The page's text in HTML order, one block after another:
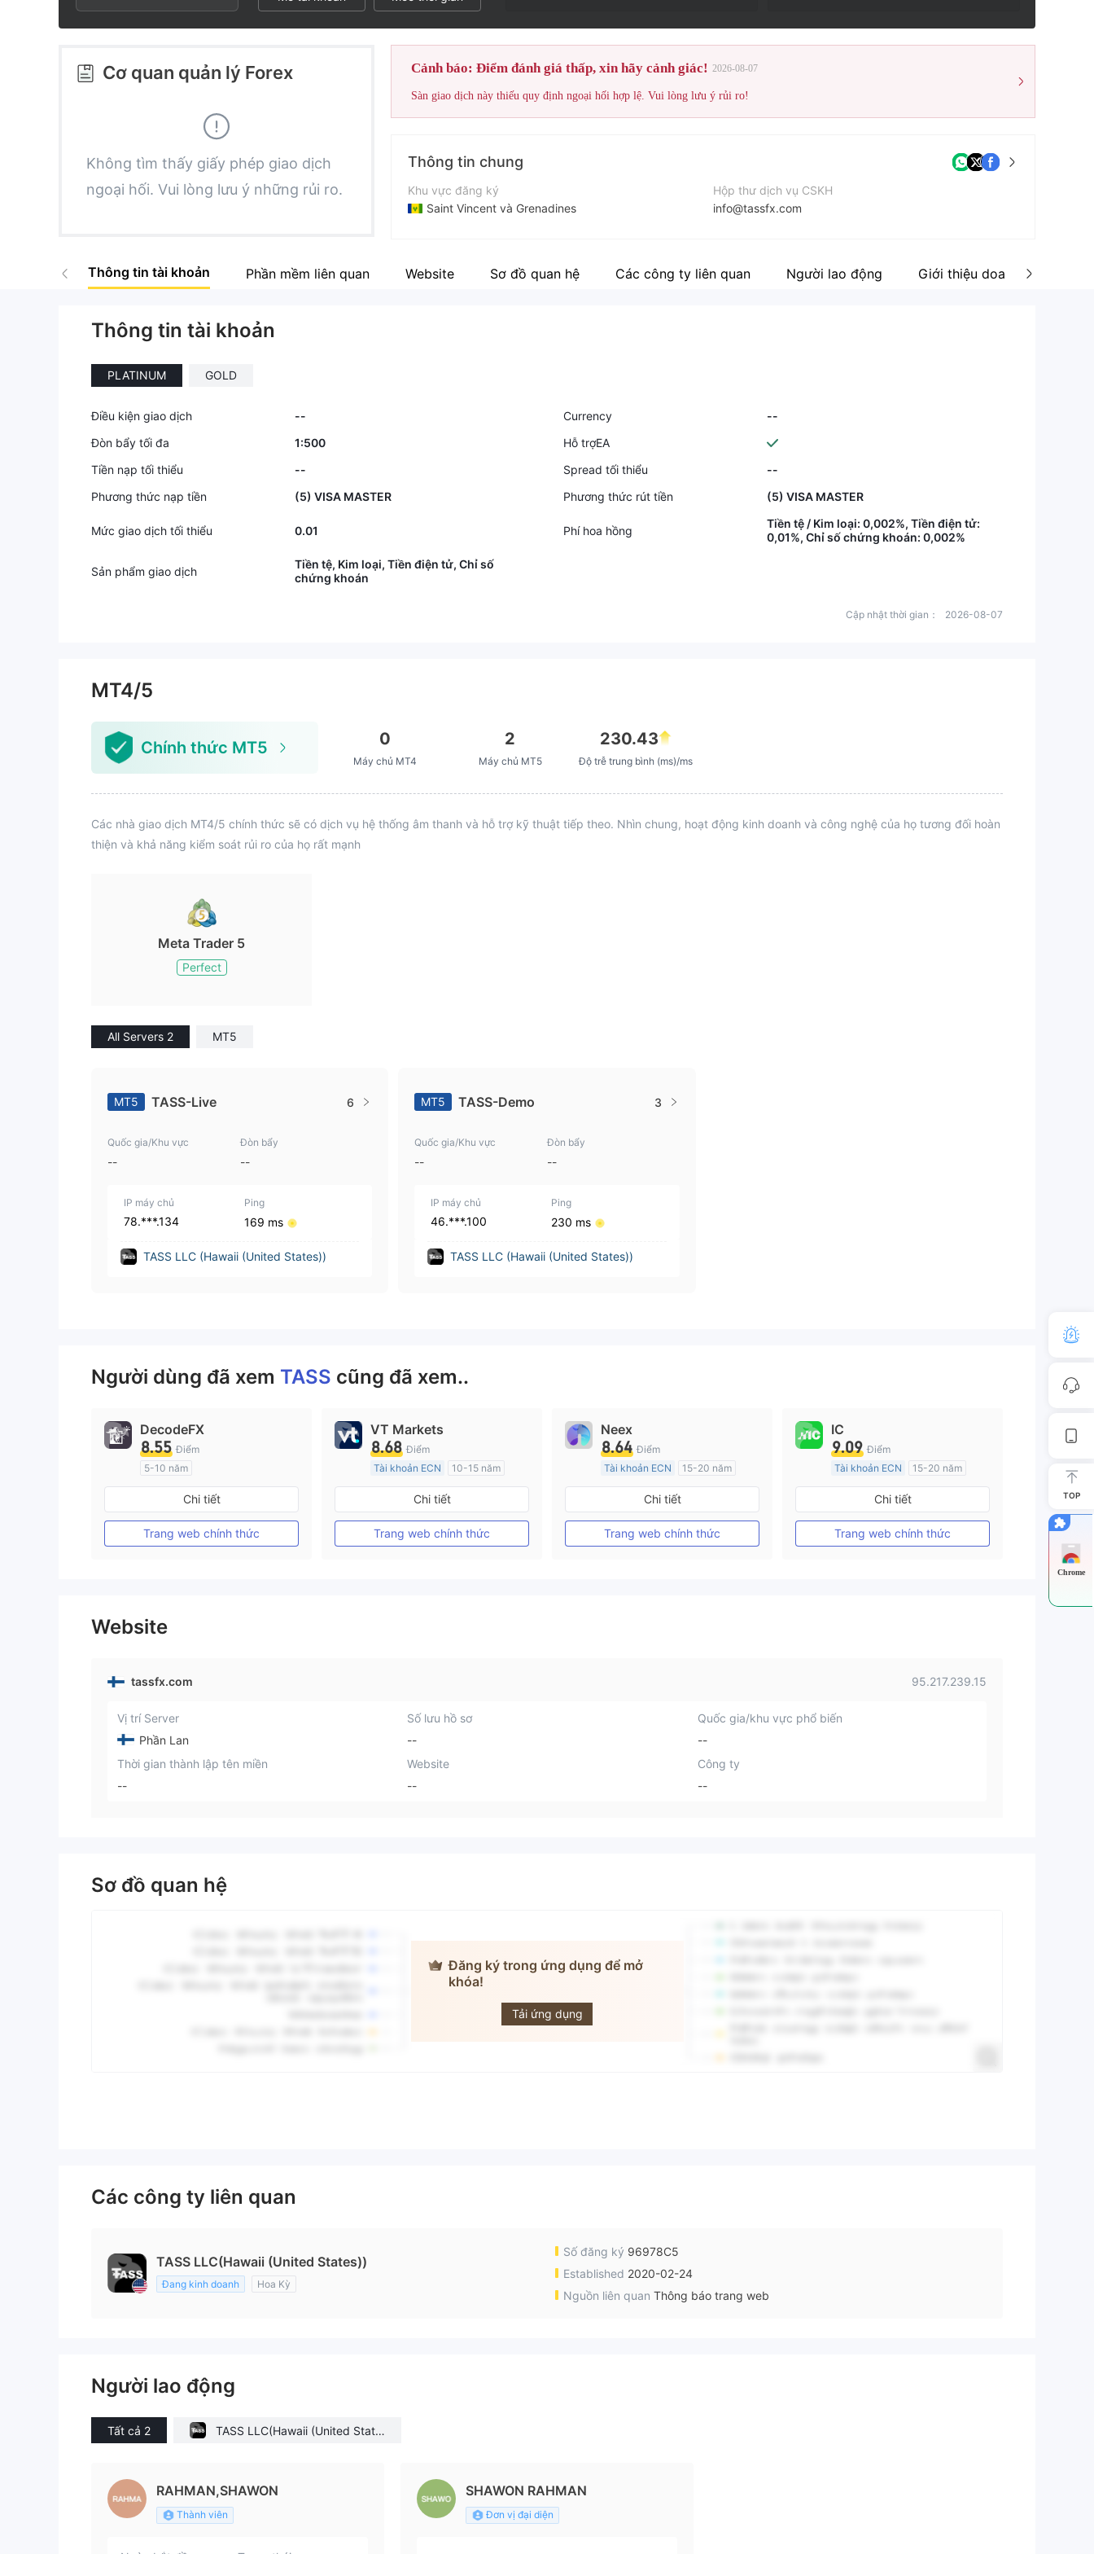
3
4
6
7
8
9
2
3
5
6
7
8
9
9
Cơ quan quản lý Forex
Không tìm thấy giấy phép giao dịch
ngoại hối. Vui lòng lưu ý những rủi ro.
Cảnh báo: Điểm đánh giá thấp, xin hãy cảnh giác! 2026-08-07
Sàn giao dịch này thiếu quy định ngoại hối hợp lệ. Vui lòng lưu ý rủi ro!
Thông tin chung
Khu vực đăng ký
Saint Vincent và Grenadines
Tên công ty
Hộp thư dịch vụ CSKH
info@tassfx.com
Trang web của công ty
Thông tin tài khoản Phần mềm liên quan Website Sơ đồ quan hệ Các công ty liên quan Người lao động Giới thiệu doanh nghiệp
Thông tin tài khoản
PLATINUM GOLD
Điều kiện giao dịch -- Currency
--
Đòn bẩy tối đa
1:500
Hỗ trợEA
Tiền nạp tối thiểu
-- Spread tối thiểu
--
Phương thức nạp tiền
(5) VISA MASTER Phương thức rút tiền (5) VISA MASTER
Mức giao dịch tối thiểu 0.01 Phí hoa hồng
Tiền tệ / Kim loại: 0,002%, Tiền điện tử:
0,01%, Chỉ số chứng khoán: 0,002%
Sản phẩm giao dịch
Tiền tệ, Kim loại, Tiền điện tử, Chỉ số
chứng khoán
Cập nhật thời gian： 2026-08-07
MT4/5
Chính thức MT5 0
Máy chủ MT4
2
Máy chủ MT5
230.43
Độ trễ trung bình (ms)/ms
Các nhà giao dịch MT4/5 chính thức sẽ có dịch vụ hệ thống âm thanh và hỗ trợ kỹ thuật tiếp theo. Nhìn chung, hoạt động kinh doanh và công nghệ của họ tương đối hoàn
thiện và khả năng kiểm soát rủi ro của họ rất mạnh
Meta Trader 5
Perfect
All Servers 2 MT5
MT5 TASS-Live 6
Quốc gia/Khu vực
--
Đòn bẩy
--
IP máy chủ
78.***.134
Ping
169 ms
TASS LLC (Hawaii (United States))
MT5 TASS-Demo 3
Quốc gia/Khu vực
--
Đòn bẩy
--
IP máy chủ
46.***.100
Ping
230 ms
TASS LLC (Hawaii (United States))
Người dùng đã xem TASS cũng đã xem..
DecodeFX
8.55 Điểm
5-10 năm
Đăng ký tại Nước Úc
MT4 Chính thức
Chi tiết
Trang web chính thức
VT Markets
8.68 Điểm
Tài khoản ECN
10-15 năm
Đăng ký tại Nước Úc
MT4 Chính thức
Chi tiết
Trang web chính thức
Neex
8.64 Điểm
Tài khoản ECN
15-20 năm
Đăng ký tại Nước Úc
MT4 Chính thức
Chi tiết
Trang web chính thức
IC
9.09 Điểm
Tài khoản ECN
15-20 năm
Đăng ký tại Nước Úc
MT4 Chính thức
Chi tiết
Trang web chính thức
Website
tassfx.com 95.217.239.15
Vị trí Server
Phần Lan
Số lưu hồ sơ
--
Quốc gia/khu vực phổ biến
--
Thời gian thành lập tên miền
--
Website
--
Công ty
--
Sơ đồ quan hệ
Đăng ký trong ứng dụng để mở
khóa!
Tải ứng dụng
Các công ty liên quan
TASS LLC(Hawaii (United States))
Đang kinh doanh Hoa Kỳ
Số đăng ký 96978C5
Established 2020-02-24
Nguồn liên quan Thông báo trang web
Người lao động
Tất cả 2
TASS LLC(Hawaii (United State
RAHMAN,SHAWON
Thành viên
SHAWON RAHMAN
Đơn vị đại diện
TOP
Chrome